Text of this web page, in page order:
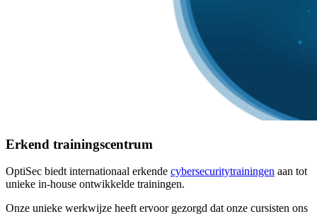
Erkend trainingscentrum
OptiSec biedt internationaal erkende cybersecuritytrainingen aan tot
unieke in-house ontwikkelde trainingen.
Onze unieke werkwijze heeft ervoor gezorgd dat onze cursisten ons